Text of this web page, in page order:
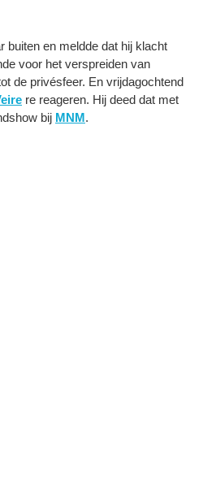
buiten en meldde dat hij klacht
voor het verspreiden van
de privésfeer. En vrijdagochtend
re reageren. Hij deed dat met
bij MNM.